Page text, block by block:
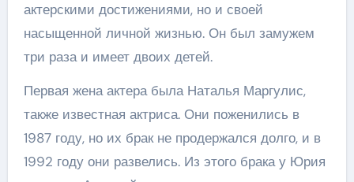
актерскими достижениями, но и своей
насыщенной личной жизнью. Он был замужем
три раза и имеет двоих детей.
Первая жена актера была Наталья Маргулис,
также известная актриса. Они поженились в
1987 году, но их брак не продержался долго, и в
1992 году они развелись. Из этого брака у Юрия